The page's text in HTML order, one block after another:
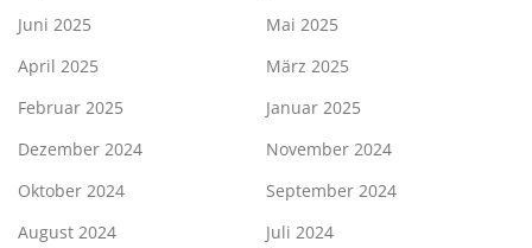
Juni 2025
Mai 2025
April 2025
März 2025
Februar 2025
Januar 2025
Dezember 2024
November 2024
Oktober 2024
September 2024
August 2024
Juli 2024